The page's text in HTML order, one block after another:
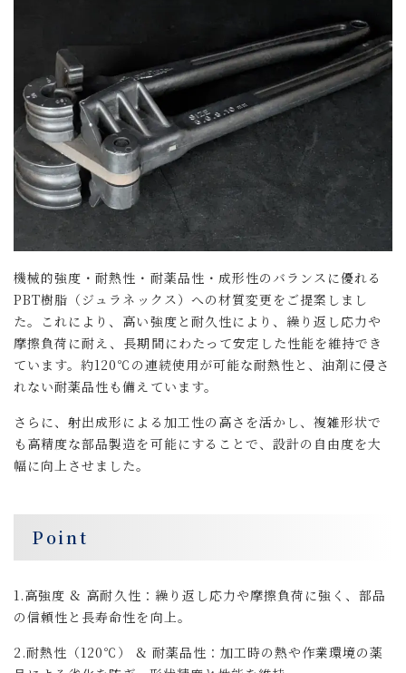
機械的強度・耐熱性・耐薬品性・成形性のバランスに優れる
PBT樹脂（ジュラネックス）への材質変更をご提案しまし
た。これにより、高い強度と耐久性により、繰り返し応力や
摩擦負荷に耐え、長期間にわたって安定した性能を維持でき
ています。約120℃の連続使用が可能な耐熱性と、油剤に侵さ
れない耐薬品性も備えています。
さらに、射出成形による加工性の高さを活かし、複雑形状で
も高精度な部品製造を可能にすることで、設計の自由度を大
幅に向上させました。
Point
1.高強度 & 高耐久性：繰り返し応力や摩擦負荷に強く、部品
の信頼性と長寿命性を向上。
2.耐熱性（120℃） & 耐薬品性：加工時の熱や作業環境の薬